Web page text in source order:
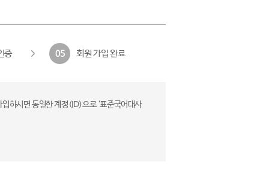
증 05 회원 가입 완료
하시면 동일한 계정(ID)으로 ‘표준국어대사